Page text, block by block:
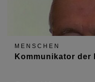
MENSCHEN
Kommunikator der